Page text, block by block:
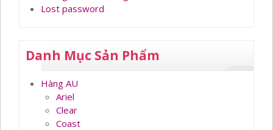
Lost password
Danh Mục Sản Phẩm
Hàng AU
Ariel
Clear
Coast